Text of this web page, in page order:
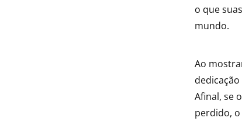
o que
mundo.
Ao
Afinal, se
perdido,